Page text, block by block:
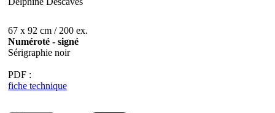
67 x 92 cm / 200 ex.
Numéroté - signé
Sérigraphie noir
PDF :
fiche technique